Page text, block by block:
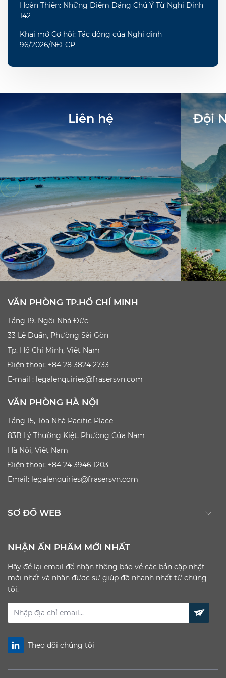
Hoàn Thiện: Những Điểm Đáng Chú Ý Từ Nghị Định
142
Khai mở Cơ hội: Tác động của Nghị định
96/2026/NĐ-CP
Liên hệ Đội
VĂN PHÒNG TP.HỒ CHÍ MINH
Tầng 19, Ngôi Nhà Đức
33 Lê Duẩn, Phường Sài Gòn
Tp. Hồ Chí Minh, Việt Nam
Điện thoại: +84 28 3824 2733
E-mail : legalenquiries@frasersvn.com
VĂN PHÒNG HÀ NỘI
Tầng 15, Tòa Nhà Pacific Place
83B Lý Thường Kiệt, Phường Cửa Nam
Hà Nội, Việt Nam
Điện thoại: +84 24 3946 1203
Email: legalenquiries@frasersvn.com
SƠ ĐỒ WEB
NHẬN ẤN PHẨM MỚI NHẤT
Hãy để lại email để nhận thông báo về các bản cập nhật
mới nhất và nhận được sự giúp đỡ nhanh nhất từ chúng
tôi.
Theo dõi chúng tôi